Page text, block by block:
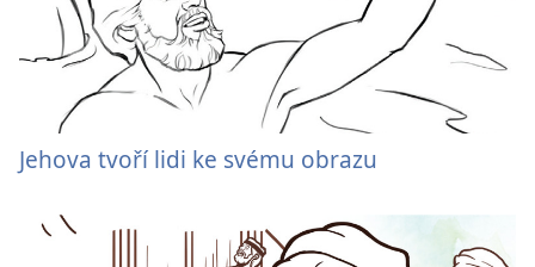
Jehova tvoří lidi ke svému obrazu